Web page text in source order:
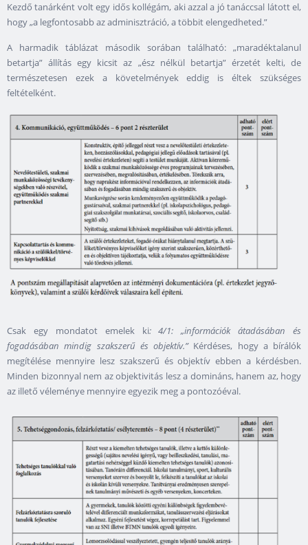
Kezdő tanárként volt egy idős kollégám, aki azzal a jó tanáccsal látott el,
hogy „a legfontosabb az adminisztráció, a többit elengedheted.”
A harmadik táblázat második sorában található: „maradéktalanul
betartja” állítás egy kicsit az „ész nélkül betartja” érzetét kelti, de
természetesen ezek a követelmények eddig is éltek szükséges
feltételként.
Csak egy mondatot emelek ki: 4/1: „információk átadásában és
fogadásában mindig szakszerű és objektív.” Kérdéses, hogy a bírálók
megítélése mennyire lesz szakszerű és objektív ebben a kérdésben.
Minden bizonnyal nem az objektivitás lesz a domináns, hanem az, hogy
az illető véleménye mennyire egyezik meg a pontozóéval.